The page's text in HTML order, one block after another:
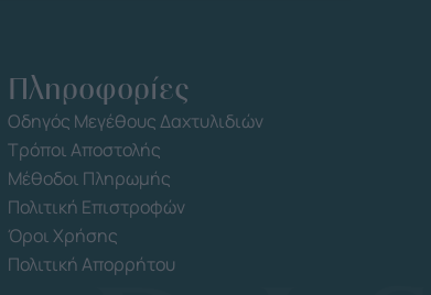
Πληροφορίες
Οδηγός Μεγέθους Δαχτυλιδιών
Τρόποι Αποστολής
Μέθοδοι Πληρωμής
Πολιτική Επιστροφών
Όροι Χρήσης
Πολιτική Απορρήτου